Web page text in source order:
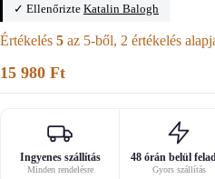
✓ Ellenőrizte Katalin Balogh
Értékelés 5 az 5-ből, 2 értékelés
15 980 Ft
Ingyenes szállítás
Minden rendelésre
48 órán belül
Gyors szállítás